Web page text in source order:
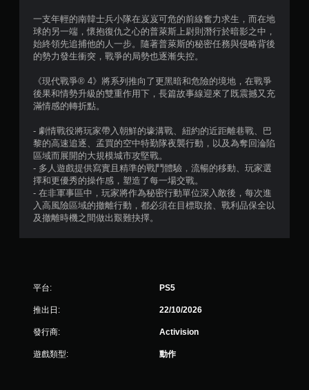
一支年輕的南韓士兵小隊在岌岌可危的前線奮力求生，而在地
球的另一端，懷抱復仇之心的普萊斯上尉則潛行於暗影之中，
始終領先追捕他的人一步。隨著普萊斯的秘密任務與侵略背後
的勢力發生衝突，戰爭的局勢也逐漸失控。
《現代戰爭® 4》將系列推向了更黑暗和危險的境地，在戰爭
後果和情勢升級的雙重作用下，長篇故事線迎來了既震撼又充
滿情感的轉折點。
- 劇情戰役將玩家帶入朝鮮的壕溝戰、紐約的近距離巷戰、巴
黎的高速追逐、孟買的空中特勤隊夜襲行動，以及為奪回淪陷
區域而展開的大規模城市攻堅戰。
- 多人遊戲提供寫實且精準的戰鬥體驗，流暢的移動、玩家選
擇和更優秀的操作感，塑造了每一場交戰。
- 在非軍事區中，玩家將作為秘密行動單位深入敵後，每次進
入高風險區域的撤離行動，都必須在目標取捨、戰利品保全以
及撤離時機之間做出艱難抉擇。
平台: PS5
推出日: 22/10/2026
發行商: Activision
遊戲類型: 動作